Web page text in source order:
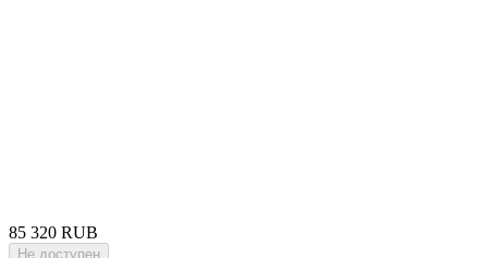
85 320 RUB
Не доступен